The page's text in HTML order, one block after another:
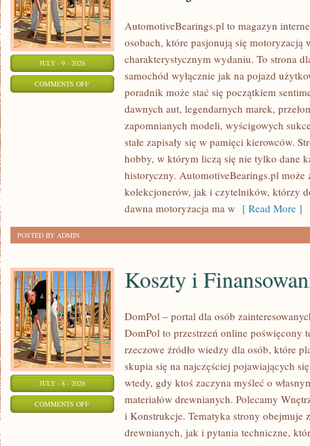
JULY - 9 - 2026
COMMENTS OFFON
SAMOCHODY
AutomotiveBearings.pl to magazyn
osobach, które pasjonują się motoryzacją
charakterystycznym wydaniu. To strona
samochód wyłącznie jak na pojazd
poradnik może stać się początkiem
dawnych aut, legendarnych marek,
zapomnianych modeli, wyścigowych
stałe zapisały się w pamięci kierowców.
hobby, w którym liczą się nie tylko dane
historyczny. AutomotiveBearings.pl może
kolekcjonerów, jak i czytelników, którzy
dawna motoryzacja ma w [ Read More ]
POSTED BY ADMIN
JULY - 8 - 2026
COMMENTS OFFON
Koszty i
DomPol – portal dla osób
DomPol to przestrzeń online poświęcony
rzeczowe źródło wiedzy dla osób, które
skupia się na najczęściej pojawiających
wtedy, gdy ktoś zaczyna myśleć o
materiałów drewnianych. Polecamy
i Konstrukcje. Tematyka strony obejmuje
drewnianych, jak i pytania techniczne,